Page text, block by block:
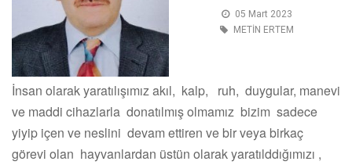
05 Mart 2023
METİN ERTEM
İnsan olarak yaratılışımız akıl, kalp, ruh, duygular, manevi
ve maddi cihazlarla donatılmış olmamız bizim sadece
yiyip içen ve neslini devam ettiren ve bir veya birkaç
görevi olan hayvanlardan üstün olarak yaratılddığımızı ,